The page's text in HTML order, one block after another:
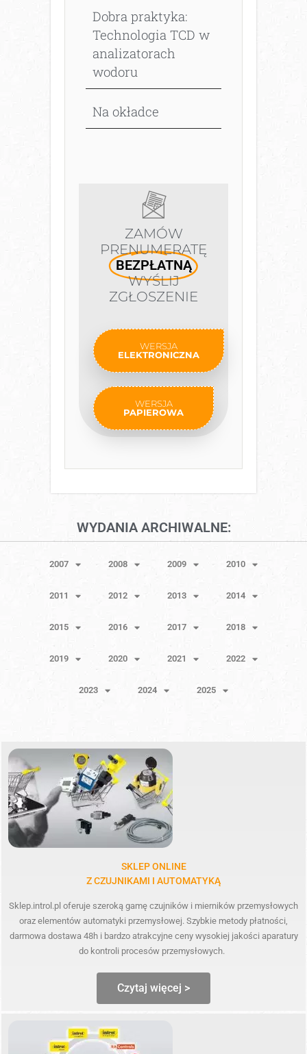
Dobra praktyka:
Technologia TCD w
analizatorach
wodoru
Na okładce
ZAMÓW
PRENUMERATĘ
BEZPŁATNĄ
WYŚLIJ
ZGŁOSZENIE
WERSJA
ELEKTRONICZNA
WERSJA
PAPIEROWA
WYDANIA ARCHIWALNE:
2007 2008 2009 2010
2011 2012 2013 2014
2015 2016 2017 2018
2019 2020 2021 2022
2023 2024 2025
SKLEP ONLINE
Z CZUJNIKAMI I AUTOMATYKĄ
Sklep.introl.pl oferuje szeroką gamę czujników i mierników przemysłowych
oraz elementów automatyki przemysłowej. Szybkie metody płatności,
darmowa dostawa 48h i bardzo atrakcyjne ceny wysokiej jakości aparatury
do kontroli procesów przemysłowych.
Czytaj więcej >